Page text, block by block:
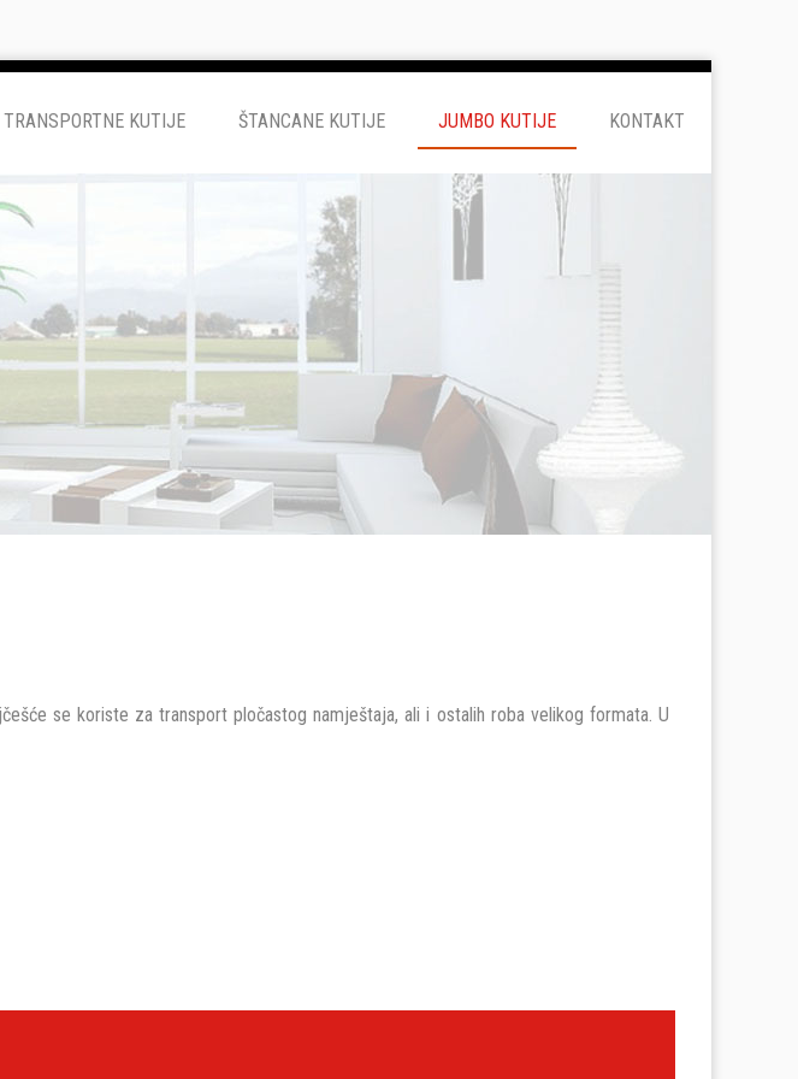
TRANSPORTNE KUTIJE ŠTANCANE KUTIJE JUMBO KUTIJE KONTAKT
se koriste za transport pločastog namještaja, ali i ostalih roba velikog formata. U